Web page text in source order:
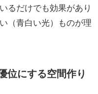
るだけでも効果があり
（青白い光）ものが理
位にする空間作り